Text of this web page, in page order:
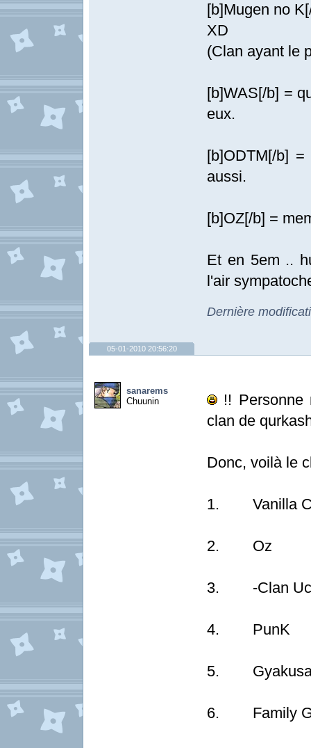
[b]Mugen no
XD
(Clan ayant le
[b]WAS[/b] =
eux.
[b]ODTM[/b]
aussi.
[b]OZ[/b] =
Et en 5em ..
l'air
Dernière
05-01-2010 20:56:20
sanarems
Chuunin
!!
clan de
Donc, voilà le
1. Vanilla
2. Oz
3. -Clan
4. PunK
5.
6. Family